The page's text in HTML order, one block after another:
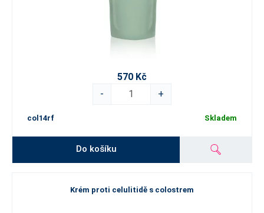
570 Kč
-
+
col14rf Skladem
Do košíku
Krém proti celulitidě s colostrem